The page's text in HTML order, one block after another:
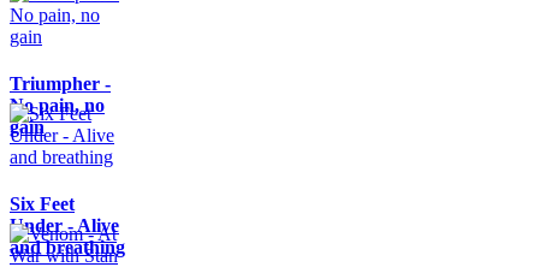
Triumpher -
No pain, no
gain
Six Feet
Under - Alive
and breathing